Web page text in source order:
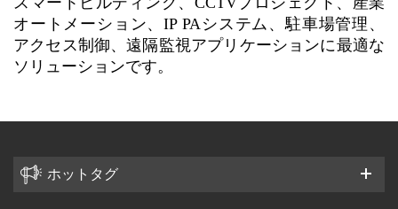
オートメーション、IP PAシステム、駐車場管理、
アクセス制御、遠隔監視アプリケーションに最適な
ソリューションです。
ホットタグ